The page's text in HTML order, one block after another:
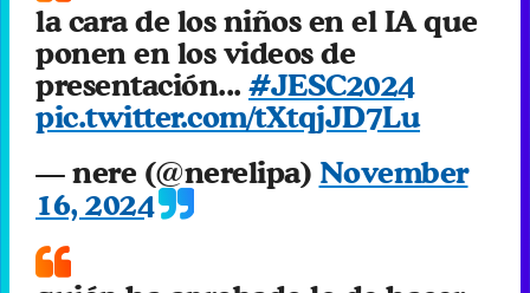
la cara de los niños en el IA que
ponen en los videos de
presentación... #JESC2024
pic.twitter.com/tXtqjJD7Lu
— nere (@nerelipa) November
16, 2024